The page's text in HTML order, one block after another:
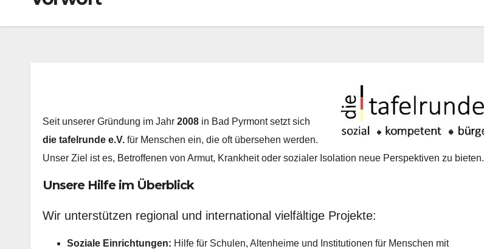
Seit unserer Gründung im Jahr 2008 in Bad Pyrmont setzt sich
die tafelrunde e.V. für Menschen ein, die oft übersehen werden.
Unser Ziel ist es, Betroffenen von Armut, Krankheit oder sozialer Isolation neue Perspektiven zu bieten.
​Unsere Hilfe im Überblick
​Wir unterstützen regional und international vielfältige Projekte:
Soziale Einrichtungen: Hilfe für Schulen, Altenheime und Institutionen für Menschen mit